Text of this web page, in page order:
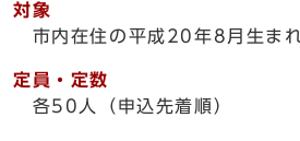
対象
市内在住の平成20年8月生ま
定員・定数
各50人（申込先着順）